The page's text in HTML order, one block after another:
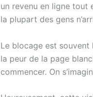
un revenu en ligne tout
la plupart des gens
Le blocage est souvent
la peur de la page
commencer. On